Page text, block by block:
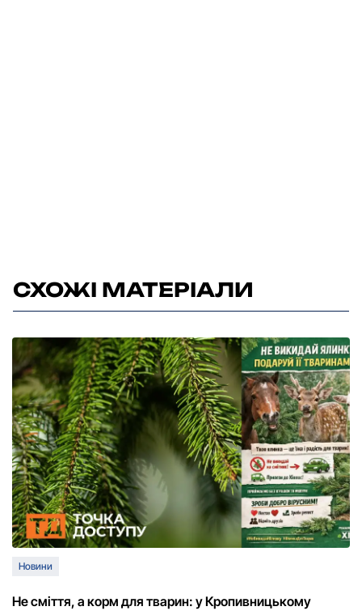
СХОЖІ МАТЕРІАЛИ
Новини
Не сміття, а корм для тварин: у Кропивницькому